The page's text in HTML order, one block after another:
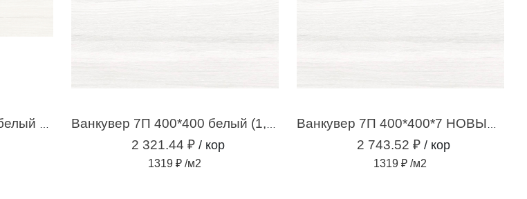
2 321.44 ₽/ кор
1319 ₽ /м2
2 743.52 ₽/ кор
1319 ₽ /м2